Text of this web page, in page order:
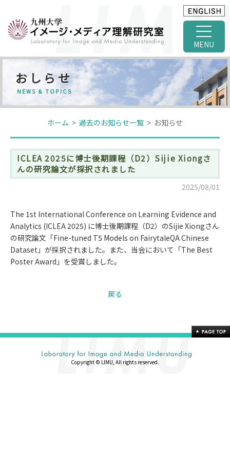
MENU
おしらせ
NEWS & TOPICS
ホーム > 過去のお知らせ一覧 > お知らせ
ICLEA 2025に博士後期課程（D2）Sijie Xiongさ
んの研究論文が採択されました
2025/08/01
The 1st International Conference on Learning Evidence and
Analytics (ICLEA 2025) に博士後期課程（D2）のSijie Xiongさん
の研究論文「Fine-tuned T5 Models on FairytaleQA Chinese
Dataset」が採択されました。また、当会において「The Best
Poster Award」を受賞しました。
戻る
Copyright © LIMU, All rights reserved.